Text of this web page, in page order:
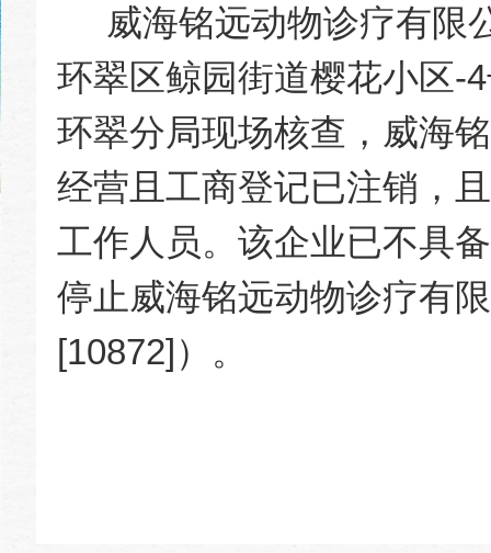
威海铭远动物诊疗有限
环翠区鲸园街道樱花小区-
环翠分局现场核查，威海
经营且工商登记已注销，
工作人员。该企业已不具
停止威海铭远动物诊疗有
[10872]）。